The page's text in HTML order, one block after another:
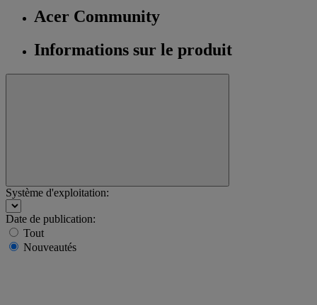
Acer Community
Informations sur le produit
Système d'exploitation:
Date de publication:
Tout
Nouveautés